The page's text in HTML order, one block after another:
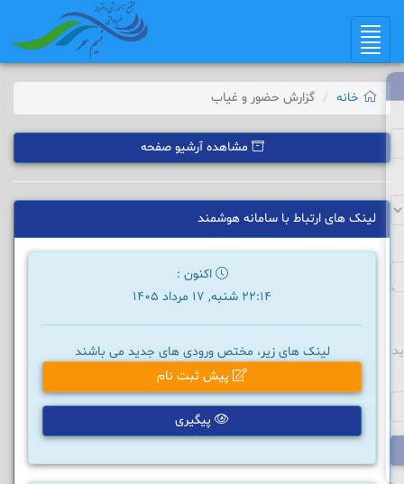
Toggle
navigation
خانه گزارش حضور و غیاب
مشاهده آرشیو صفحه
لینک های ارتباط با سامانه هوشمند
اکنون :
22:14 شنبه, 17 مرداد 1405
لینک های زیر، مختص ورودی های جدید می باشند
پیش ثبت نام
پیگیری